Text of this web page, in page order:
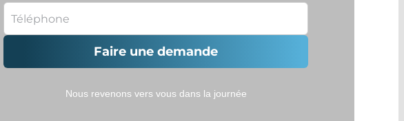
Faire une demande
Nous revenons vers vous dans la journée